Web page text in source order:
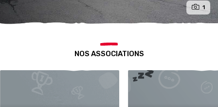
1
NOS ASSOCIATIONS